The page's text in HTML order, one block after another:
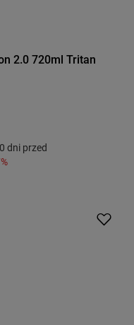
2.0 720ml Tritan
dni przed